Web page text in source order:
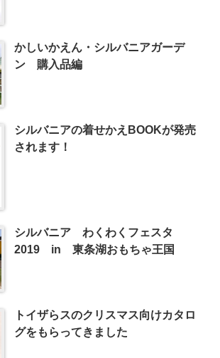
かしいかえん・シルバニアガーデ
ン 購入品編
シルバニアの着せかえBOOKが発売
されます！
シルバニア わくわくフェスタ
2019 in 東条湖おもちゃ王国
トイザらスのクリスマス向けカタロ
グをもらってきました